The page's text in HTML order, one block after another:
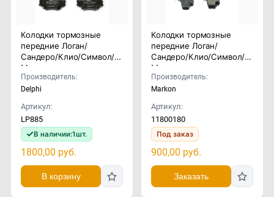
Колодки тормозные
передние Логан/
Сандеро/Клио/Символ/
Меган
Производитель:
Delphi
Артикул:
LP885
В наличии:1шт.
1800,00 руб.
В корзину
Колодки тормозные
передние Логан/
Сандеро/Клио/Символ/
Меган
Производитель:
Markon
Артикул:
11800180
Под заказ
900,00 руб.
Заказать